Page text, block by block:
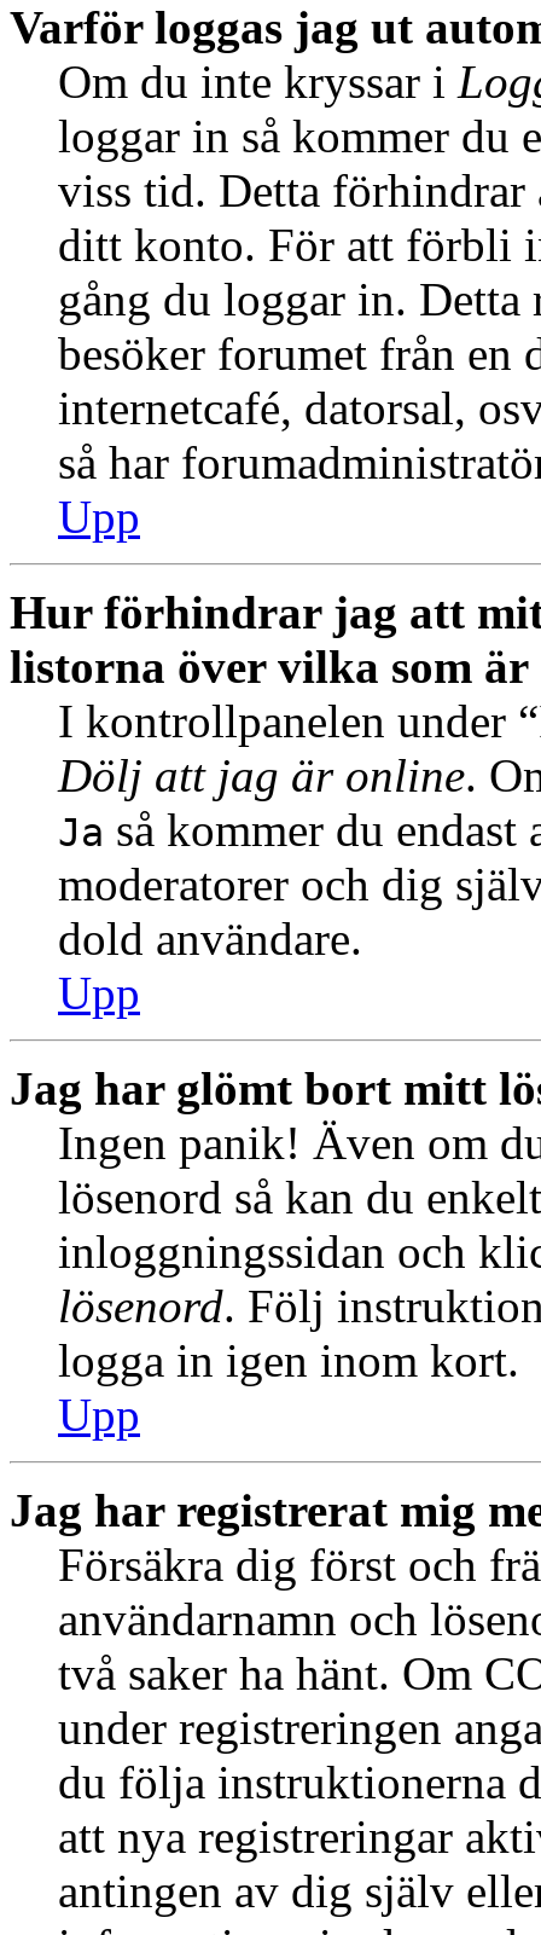
Varför loggas jag ut
Om du inte kryssar i
loggar in så kommer du
viss tid. Detta förhindrar
ditt konto. För att förbli
gång du loggar in. Detta
besöker forumet från en
internetcafé, datorsal,
så har
Upp
Hur förhindrar jag att
listorna över vilka som är
I kontrollpanelen under
Dölj att jag är online.
Ja så kommer du
moderatorer och dig
dold användare.
Upp
Jag har glömt bort mitt
Ingen panik! Även om
lösenord så kan du
inloggningssidan och
lösenord. Följ
logga in igen inom kort.
Upp
Jag har registrerat mig
Försäkra dig först och
användarnamn och
två saker ha hänt. Om
under registreringen
du följa instruktionerna
att nya registreringar
antingen av dig själv